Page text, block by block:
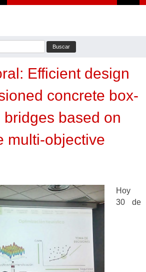
Efficient design
concrete box-
based on
multi-objective
Hoy
30 de